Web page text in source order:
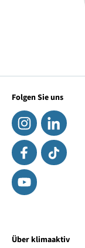
Folgen Sie uns
Über klimaaktiv